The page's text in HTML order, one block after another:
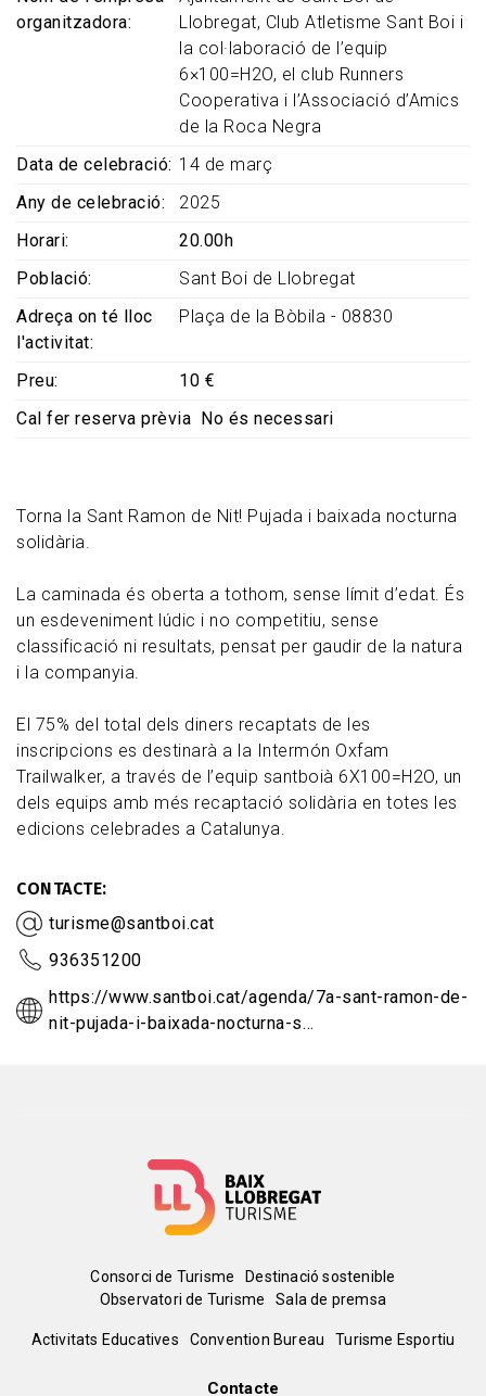
Torna la Sant Ramon de Nit! Pujada i baixada nocturna
solidària.
La caminada és oberta a tothom, sense límit d’edat. És
un esdeveniment lúdic i no competitiu, sense
classificació ni resultats, pensat per gaudir de la natura
i la companyia.
El 75% del total dels diners recaptats de les
inscripcions es destinarà a la Intermón Oxfam
Trailwalker, a través de l’equip santboià 6X100=H2O, un
dels equips amb més recaptació solidària en totes les
edicions celebrades a Catalunya.
CONTACTE
turisme@santboi.cat
936351200
https://www.santboi.cat/agenda/7a-sant-ramon-de-
nit-pujada-i-baixada-nocturna-s…
organitzadora
Llobregat, Club Atletisme Sant Boi i
la col·laboració de l’equip
6×100=H2O, el club Runners
Cooperativa i l’Associació d’Amics
de la Roca Negra
Data de celebració 14 de març
Any de celebració
2025
Horari
20.00h
Població
Sant Boi de Llobregat
Adreça on té lloc
l'activitat
Plaça de la Bòbila - 08830
Preu
10 €
Cal fer reserva prèvia
No és necessari
Menú
del
Consorci de Turisme
Destinació sostenible
Observatori de Turisme
Sala de premsa
Peu
Activitats Educatives Convention Bureau Turisme Esportiu
Contacte